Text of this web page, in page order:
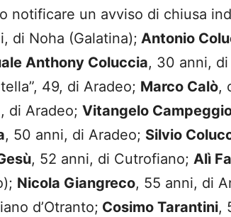
notificare un avviso di chiusa
di Noha (Galatina); Antonio
Anthony Coluccia, 30 anni, di
49, di Aradeo; Marco Calò,
di Aradeo; Vitangelo
, 50 anni, di Aradeo; Silvio
, 52 anni, di Cutrofiano; Alì
Nicola Giangreco, 55 anni, di
d’Otranto; Cosimo Tarantini,